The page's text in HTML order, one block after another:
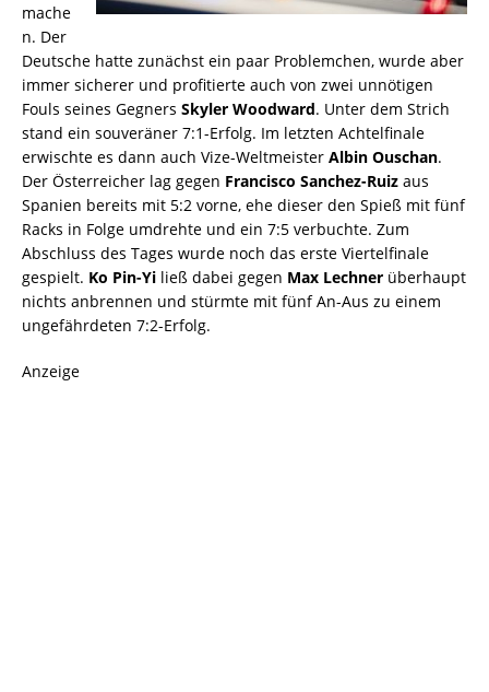
mache
n. Der
Deutsche hatte zunächst ein paar Problemchen, wurde aber
immer sicherer und profitierte auch von zwei unnötigen
Fouls seines Gegners Skyler Woodward. Unter dem Strich
stand ein souveräner 7:1-Erfolg. Im letzten Achtelfinale
erwischte es dann auch Vize-Weltmeister Albin Ouschan.
Der Österreicher lag gegen Francisco Sanchez-Ruiz aus
Spanien bereits mit 5:2 vorne, ehe dieser den Spieß mit fünf
Racks in Folge umdrehte und ein 7:5 verbuchte. Zum
Abschluss des Tages wurde noch das erste Viertelfinale
gespielt. Ko Pin-Yi ließ dabei gegen Max Lechner überhaupt
nichts anbrennen und stürmte mit fünf An-Aus zu einem
ungefährdeten 7:2-Erfolg.
Anzeige